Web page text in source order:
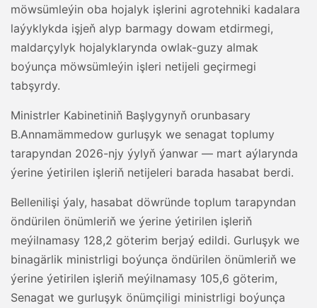
möwsümleýin oba hojalyk işlerini agrotehniki kadalara
laýyklykda işjeň alyp barmagy dowam etdirmegi,
maldarçylyk hojalyklarynda owlak-guzy almak
boýunça möwsümleýin işleri netijeli geçirmegi
tabşyrdy.
Ministrler Kabinetiniň Başlygynyň orunbasary
B.Annamämmedow gurluşyk we senagat toplumy
tarapyndan 2026-njy ýylyň ýanwar — mart aýlarynda
ýerine ýetirilen işleriň netijeleri barada hasabat berdi.
Bellenilişi ýaly, hasabat döwründe toplum tarapyndan
öndürilen önümleriň we ýerine ýetirilen işleriň
meýilnamasy 128,2 göterim berjaý edildi. Gurluşyk we
binagärlik ministrligi boýunça öndürilen önümleriň we
ýerine ýetirilen işleriň meýilnamasy 105,6 göterim,
Senagat we gurluşyk önümçiligi ministrligi boýunça